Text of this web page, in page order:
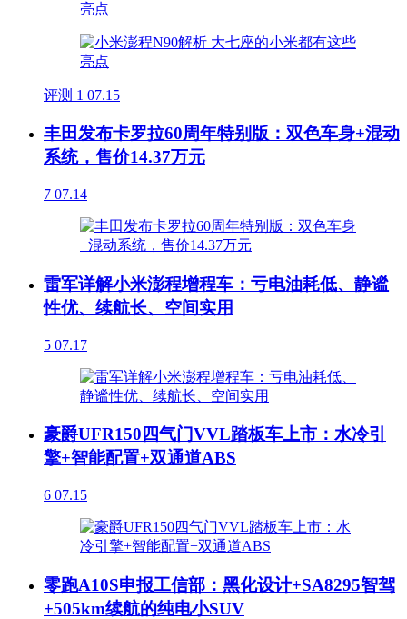
评测 1 07.15
丰田发布卡罗拉60周年特别版：双色车身+混动
系统，售价14.37万元
7 07.14
雷军详解小米澎程增程车：亏电油耗低、静谧
性优、续航长、空间实用
5 07.17
豪爵UFR150四气门VVL踏板车上市：水冷引
擎+智能配置+双通道ABS
6 07.15
零跑A10S申报工信部：黑化设计+SA8295智驾
+505km续航的纯电小SUV